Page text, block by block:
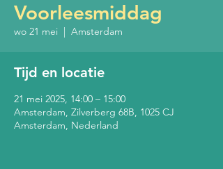
Voorleesmiddag
wo 21 mei
  |
Amsterdam
Tijd en locatie
21 mei 2025, 14:00 – 15:00
Amsterdam, Zilverberg 68B, 1025 CJ
Amsterdam, Nederland